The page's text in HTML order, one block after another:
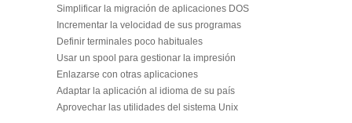
Simplificar la migración de aplicaciones DOS
Incrementar la velocidad de sus programas
Definir terminales poco habituales
Usar un spool para gestionar la impresión
Enlazarse con otras aplicaciones
Adaptar la aplicación al idioma de su país
Aprovechar las utilidades del sistema Unix